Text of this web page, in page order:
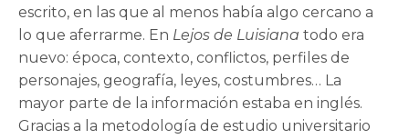
escrito, en las que al menos había algo cercano a
lo que aferrarme. En Lejos de Luisiana todo era
nuevo: época, contexto, conflictos, perfiles de
personajes, geografía, leyes, costumbres… La
mayor parte de la información estaba en inglés.
Gracias a la metodología de estudio universitario